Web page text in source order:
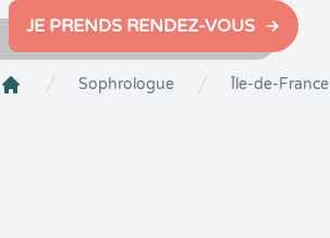
JE PRENDS RENDEZ-VOUS
Sophrologue Île-de-France